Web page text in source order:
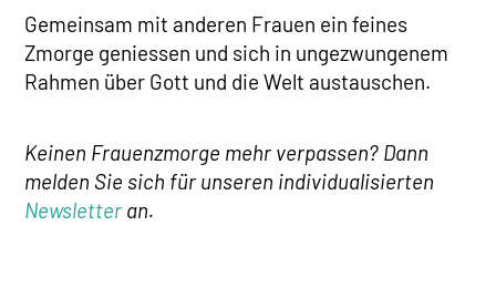
Gemeinsam mit anderen Frauen ein feines
Zmorge geniessen und sich in ungezwungenem
Rahmen über Gott und die Welt austauschen.
Keinen Frauenzmorge mehr verpassen? Dann
melden Sie sich für unseren individualisierten
Newsletter an.